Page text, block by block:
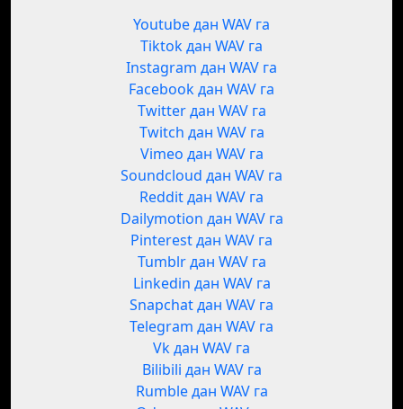
Youtube дан WAV га
Tiktok дан WAV га
Instagram дан WAV га
Facebook дан WAV га
Twitter дан WAV га
Twitch дан WAV га
Vimeo дан WAV га
Soundcloud дан WAV га
Reddit дан WAV га
Dailymotion дан WAV га
Pinterest дан WAV га
Tumblr дан WAV га
Linkedin дан WAV га
Snapchat дан WAV га
Telegram дан WAV га
Vk дан WAV га
Bilibili дан WAV га
Rumble дан WAV га